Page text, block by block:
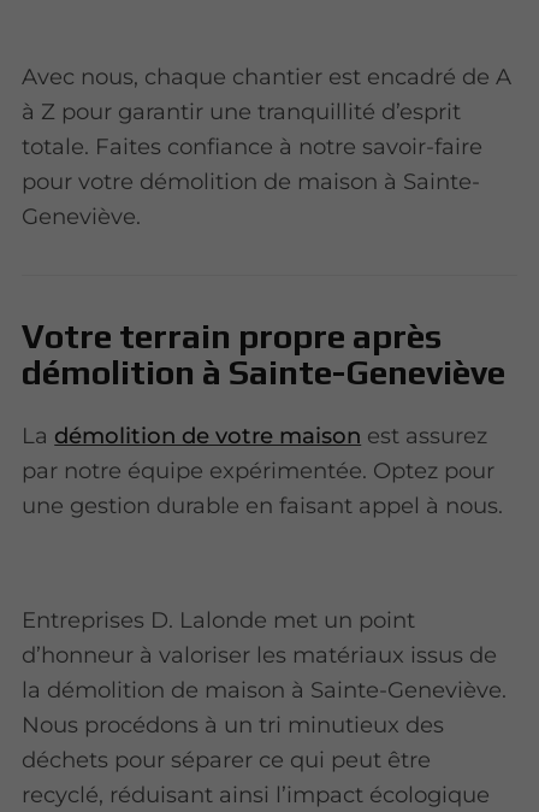
Avec nous, chaque chantier est encadré de A
à Z pour garantir une tranquillité d’esprit
totale. Faites confiance à notre savoir-faire
pour votre démolition de maison à Sainte-
Geneviève.
Votre terrain propre après
démolition à Sainte-Geneviève
La démolition de votre maison est assurez
par notre équipe expérimentée. Optez pour
une gestion durable en faisant appel à nous.
Entreprises D. Lalonde met un point
d’honneur à valoriser les matériaux issus de
la démolition de maison à Sainte-Geneviève.
Nous procédons à un tri minutieux des
déchets pour séparer ce qui peut être
recyclé, réduisant ainsi l’impact écologique